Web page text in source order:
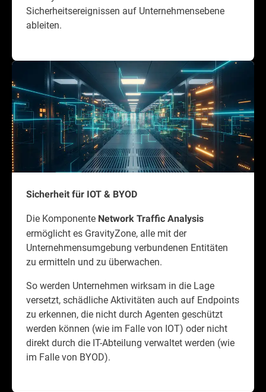
Sicherheitsereignissen auf Unternehmensebene
ableiten.
Sicherheit für IOT & BYOD
Die Komponente Network Traffic Analysis
ermöglicht es GravityZone, alle mit der
Unternehmensumgebung verbundenen Entitäten
zu ermitteln und zu überwachen.
So werden Unternehmen wirksam in die Lage
versetzt, schädliche Aktivitäten auch auf Endpoints
zu erkennen, die nicht durch Agenten geschützt
werden können (wie im Falle von IOT) oder nicht
direkt durch die IT-Abteilung verwaltet werden (wie
im Falle von BYOD).